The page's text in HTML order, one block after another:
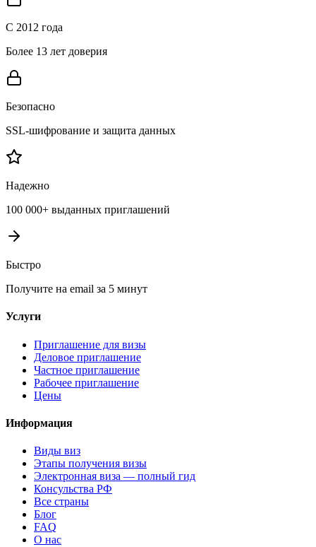
С 2012 года
Более 13 лет доверия
Безопасно
SSL-шифрование и защита данных
Надежно
100 000+ выданных приглашений
Быстро
Получите на email за 5 минут
Услуги
Приглашение для визы
Деловое приглашение
Частное приглашение
Рабочее приглашение
Цены
Информация
Виды виз
Этапы получения визы
Электронная виза — полный гид
Консульства РФ
Все страны
Блог
FAQ
О нас